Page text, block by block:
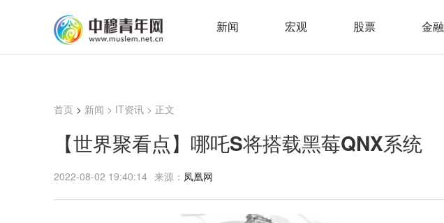
新闻 宏观 股票 金融
首页 > 新闻 > IT资讯 > 正文
【世界聚看点】哪吒S将搭载黑莓QNX系统
2022-08-02 19:40:14 来源： 凤凰网